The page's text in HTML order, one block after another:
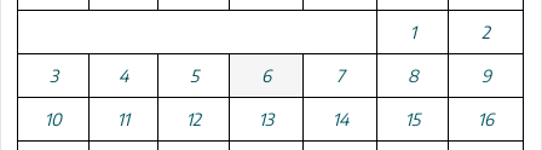
1 2
3 4 5 6 7 8 9
10 11 12 13 14 15 16